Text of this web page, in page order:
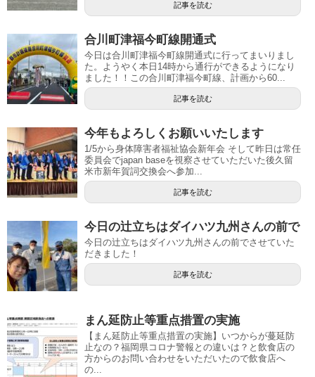
記事を読む
合川町津福今町線開通式
今日は合川町津福今町線開通式に行ってまいりまし
た。ようやく本日14時から通行ができるようになり
ました！！この合川町津福今町線、計画から60...
記事を読む
今年もよろしくお願いいたします
1/5から身体障害者福祉協会新年会 そして昨日は常任
委員会でjapan baseを視察させていただいた後久留
米市新年賀詞交換会へ参加...
記事を読む
今日の辻立ちはダイハツ九州さんの前で
今日の辻立ちはダイハツ九州さんの前でさせていた
だきました！
記事を読む
まん延防止等重点措置の実施
【まん延防止等重点措置の実施】いつからが蔓延防
止なの？福岡県コロナ警報との違いは？と飲食店の
方からのお問い合わせをいただいたので飲食店へ
の...